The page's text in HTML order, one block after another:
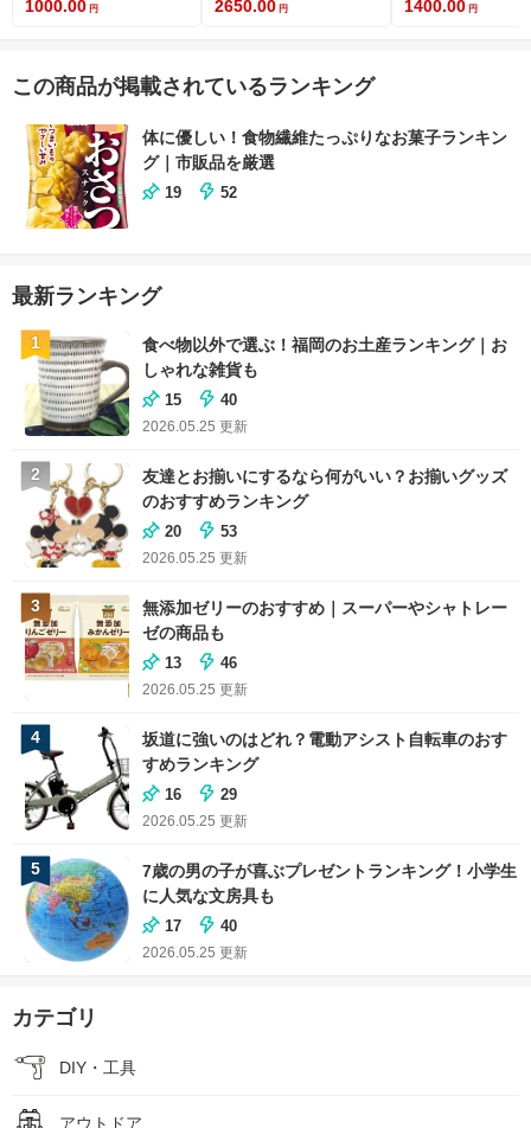
1000.00 2650.00 1400.00
この商品が掲載されているランキング
体に優しい！食物繊維たっぷりなお菓子ランキン
グ｜市販品を厳選
19 52
最新ランキング
1
食べ物以外で選ぶ！福岡のお土産ランキング｜お
しゃれな雑貨も
15 40
2026.05.25 更新
2
友達とお揃いにするなら何がいい？お揃いグッズ
のおすすめランキング
20 53
2026.05.25 更新
3
無添加ゼリーのおすすめ｜スーパーやシャトレー
ゼの商品も
13 46
2026.05.25 更新
4
坂道に強いのはどれ？電動アシスト自転車のおす
すめランキング
16 29
2026.05.25 更新
5
7歳の男の子が喜ぶプレゼントランキング！小学生
に人気な文房具も
17 40
2026.05.25 更新
カテゴリ
DIY・工具
アウトドア